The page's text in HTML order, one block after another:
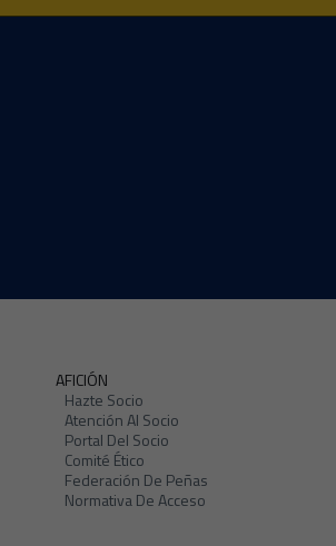
AFICIÓN
Hazte Socio
Atención Al Socio
Portal Del Socio
Comité Ético
Federación De Peñas
Normativa De Acceso